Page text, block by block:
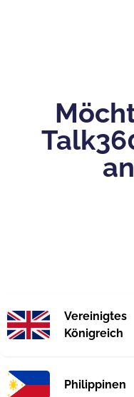
Vereinigtes
Königreich
Philippinen